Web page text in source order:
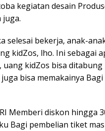
kegiatan desain
juga.
selesai bekerja, anak-
kidZos, lho. Ini sebagai
uang kidZos bisa
bisa memakainya
Memberi diskon hingga
Bagi pembelian tiket